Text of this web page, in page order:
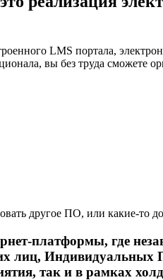
LMS портала,
вы без труда сможете
другое ПО, или какие-
платформы, где
лиц,
так и в рамках